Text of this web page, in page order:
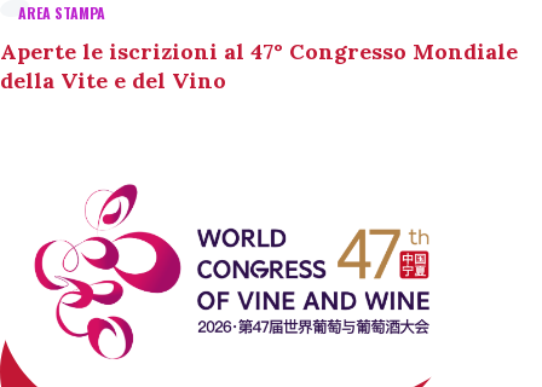
AREA STAMPA
Aperte le iscrizioni al 47° Congresso Mondiale
della Vite e del Vino